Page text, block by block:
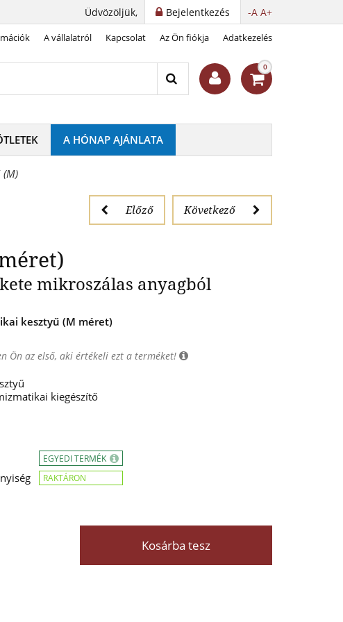
-A A+
Bejelentkezés
Üdvözöljük,
A vállalatról Kapcsolat Az Ön fiókja Adatkezelés
0
A HÓNAP AJÁNLATA
(M)
Következő
Előző
mikroszálas anyagból
kesztyű (M méret)
Ön az első, aki értékeli ezt a terméket!
kiegészítő
EGYEDI TERMÉK
RAKTÁRON
Kosárba tesz
(1 pár, M méret)